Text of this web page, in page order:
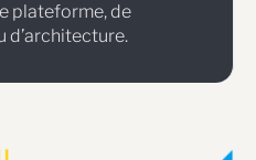
plateforme, de
d’architecture.